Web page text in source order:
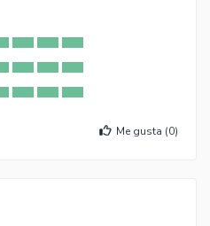
Me gusta (0)